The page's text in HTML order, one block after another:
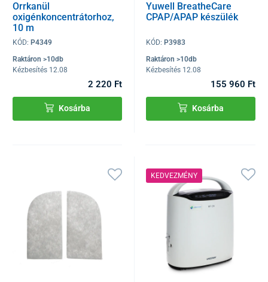
Orrkanül
oxigénkoncentrátorhoz,
10 m
KÓD: P4349
Raktáron >10db
Kézbesítés 12.08
2 220 Ft
Kosárba
Yuwell BreatheCare
CPAP/APAP készülék
KÓD:P3983
Raktáron >10db
Kézbesítés 12.08
155 960 Ft
Kosárba
KEDVEZMÉNY